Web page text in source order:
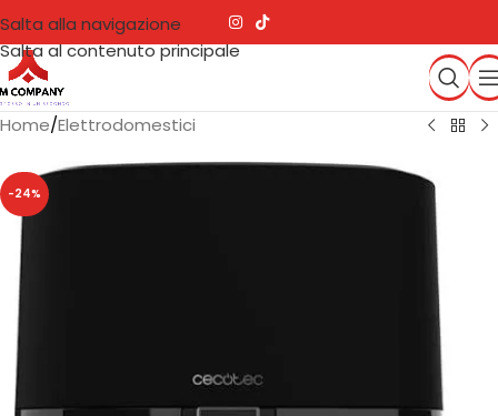
Salta alla navigazione
Salta al contenuto principale
Home/Elettrodomestici
-24%